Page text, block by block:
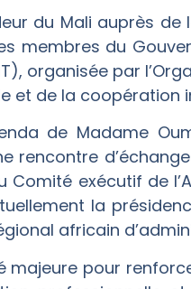
du Mali auprès
membres du
organisée par
et de la coopération
de Madame
Comité exécutif de
la
africain
pour